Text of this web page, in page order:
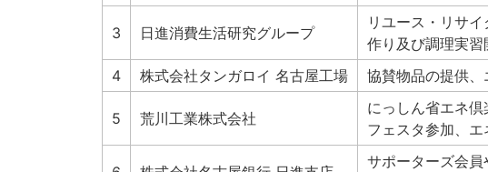
3 日進消費生活研究グループ
リユース・リサ
作り及び調理実習
4
株式会社タンガロイ 名古屋工場 協賛物品の提供
5 荒川工業株式会社
にっしん省エネ
フェスタ参加、
サポーターズ会